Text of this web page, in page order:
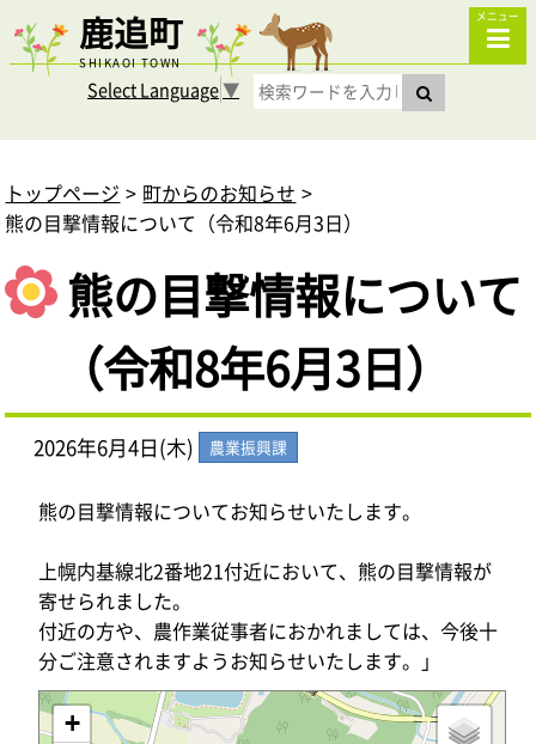
鹿追町
SHIKAOI TOWN
メニュー
Select Language▼
トップページ
町からのお知らせ
熊の目撃情報について（令和8年6月3日）
熊の目撃情報について
（令和8年6月3日）
2026年6月4日(木) 農業振興課
熊の目撃情報についてお知らせいたします。
上幌内基線北2番地21付近において、熊の目撃情報が
寄せられました。
付近の方や、農作業従事者におかれましては、今後十
分ご注意されますようお知らせいたします。」
+